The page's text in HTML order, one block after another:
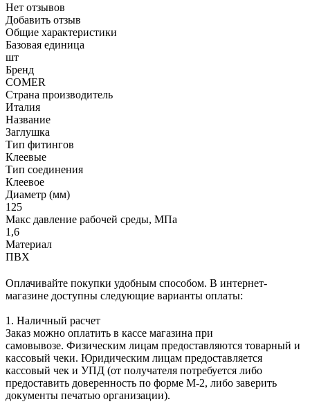
Нет отзывов
Добавить отзыв
Общие характеристики
Базовая единица
шт
Бренд
COMER
Страна производитель
Италия
Название
Заглушка
Тип фитингов
Клеевые
Тип соединения
Клеевое
Диаметр (мм)
125
Макс давление рабочей среды, МПа
1,6
Материал
ПВХ
Оплачивайте покупки удобным способом. В интернет-
магазине доступны следующие варианты оплаты:
1. Наличный расчет
Заказ можно оплатить в кассе магазина при
самовывозе. Физическим лицам предоставляются товарный и
кассовый чеки. Юридическим лицам предоставляется
кассовый чек и УПД (от получателя потребуется либо
предоставить доверенность по форме М-2, либо заверить
документы печатью организации).